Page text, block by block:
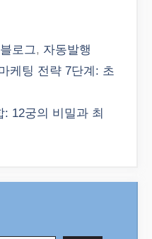
블로그, 자동발행
케팅 전략 7단계: 초
12궁의 비밀과 최